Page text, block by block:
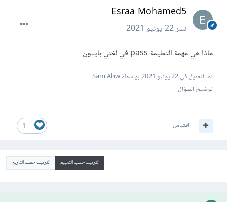
Esraa Mohamed5
نشر22 يونيو 2021
ماذا هي مهمة التعليمة pass في لغتي بايثون
تم التعديل في22 يونيو 2021
بواسطة Sam Ahw
توضيح السؤال
1 اقتباس
الترتيب حسب التقييم الترتيب حسب التاريخ